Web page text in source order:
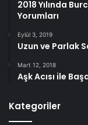
2018 Yılında
Yorumları
Eylül 3, 2019
Uzun ve Parlak
Mart 12, 2018
Aşk Acısı ile
Kategoriler